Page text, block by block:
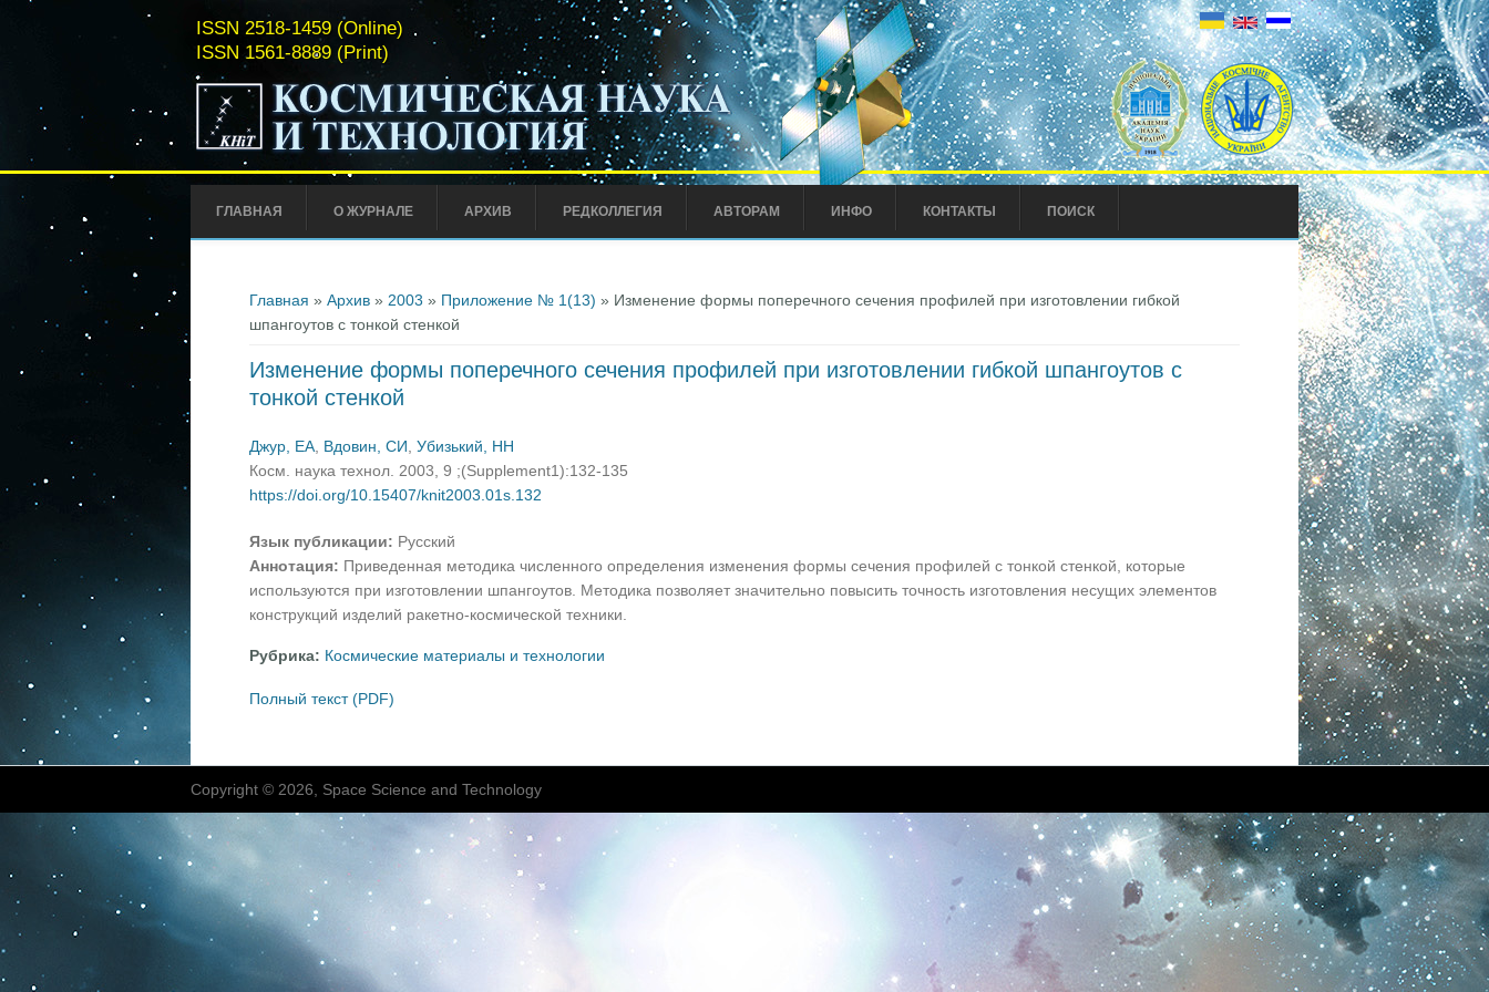
ISSN 2518-1459 (Online)
ISSN 1561-8889 (Print)
ГЛАВНАЯ О ЖУРНАЛЕ АРХИВ РЕДКОЛЛЕГИЯ АВТОРАМ ИНФО КОНТАКТЫ ПОИСК
Главная » Архив» 2003 » Приложение № 1(13) » Изменение формы поперечного сечения профилей при изготовлении гибкой
шпангоутов с тонкой стенкой
Изменение формы поперечного сечения профилей при изготовлении гибкой шпангоутов с
тонкой стенкой
Джур, ЕА, Вдовин, СИ, Убизький, НН
Косм. наука технол. 2003, 9 ;(Supplement1):132-135
https://doi.org/10.15407/knit2003.01s.132
Язык публикации: Русский
Аннотация: Приведенная методика численного определения изменения формы сечения профилей с тонкой стенкой, которые
используются при изготовлении шпангоутов. Методика позволяет значительно повысить точность изготовления несущих элементов
конструкций изделий ракетно-космической техники.
Рубрика: Космические материалы и технологии
Полный текст (PDF)
Copyright © 2026, Space Science and Technology